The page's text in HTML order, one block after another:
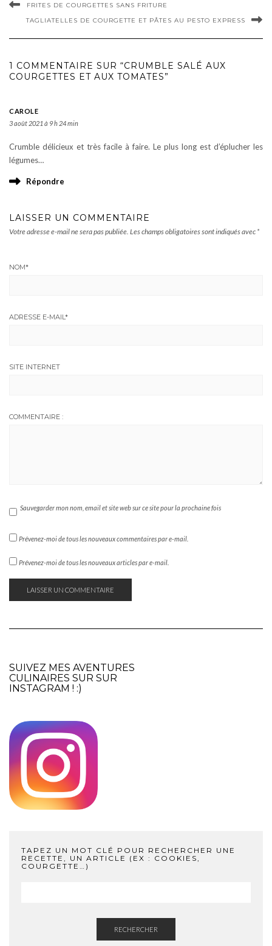
FRITES DE COURGETTES SANS FRITURE
TAGLIATELLES DE COURGETTE ET PÂTES AU PESTO EXPRESS
1 COMMENTAIRE SUR “CRUMBLE SALÉ AUX
COURGETTES ET AUX TOMATES”
CAROLE
3 août 2021 à 9 h 24 min
Crumble délicieux et très facile à faire. Le plus long est d’éplucher les
légumes…
Répondre
LAISSER UN COMMENTAIRE
Votre adresse e-mail ne sera pas publiée. Les champs obligatoires sont indiqués avec *
NOM*
ADRESSE E-MAIL*
SITE INTERNET
COMMENTAIRE :
Sauvegarder mon nom, email et site web sur ce site pour la prochaine fois
Prévenez-moi de tous les nouveaux commentaires par e-mail.
Prévenez-moi de tous les nouveaux articles par e-mail.
SUIVEZ MES AVENTURES
CULINAIRES SUR SUR
INSTAGRAM ! :)
TAPEZ UN MOT CLÉ POUR RECHERCHER UNE
RECETTE, UN ARTICLE (EX : COOKIES,
COURGETTE…)
RECHERCHER